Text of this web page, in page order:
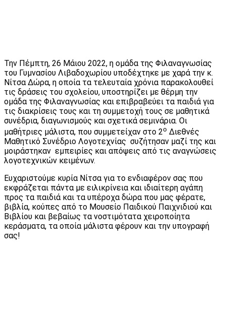
Την Πέμπτη, 26 Μάιου 2022, η ομάδα της Φιλαναγνωσίας
του Γυμνασίου Λιβαδοχωρίου υποδέχτηκε με χαρά την κ.
Νίτσα Δώρα, η οποία τα τελευταία χρόνια παρακολουθεί
τις δράσεις του σχολείου, υποστηρίζει με θέρμη την
ομάδα της Φιλαναγνωσίας και επιβραβεύει τα παιδιά για
τις διακρίσεις τους και τη συμμετοχή τους σε μαθητικά
συνέδρια, διαγωνισμούς και σχετικά σεμινάρια. Οι
μαθήτριες μάλιστα, που συμμετείχαν στο 2ο Διεθνές
Μαθητικό Συνέδριο Λογοτεχνίας συζήτησαν μαζί της και
μοιράστηκαν εμπειρίες και απόψεις από τις αναγνώσεις
λογοτεχνικών κειμένων.
Ευχαριστούμε κυρία Νίτσα για το ενδιαφέρον σας που
εκφράζεται πάντα με ειλικρίνεια και ιδιαίτερη αγάπη
προς τα παιδιά και τα υπέροχα δώρα που μας φέρατε,
βιβλία, κούπες από το Μουσείο Παιδικού Παιχνιδιού και
Βιβλίου και βεβαίως τα νοστιμότατα χειροποίητα
κεράσματα, τα οποία μάλιστα φέρουν και την υπογραφή
σας!